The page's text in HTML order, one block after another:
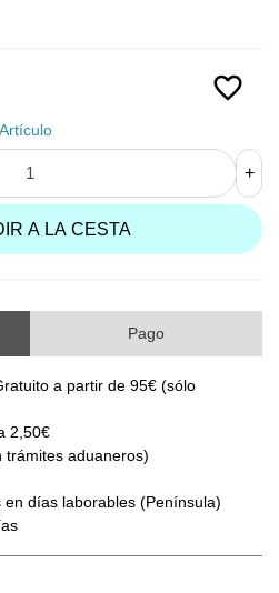
favorite_border
+
A LA CESTA
Pago
a partir de 95€ (sólo
2,50€
trámites aduaneros)
días laborables (Península)